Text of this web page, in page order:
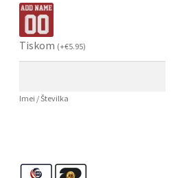
Tiskom (+€5.95)
Imei / Številka